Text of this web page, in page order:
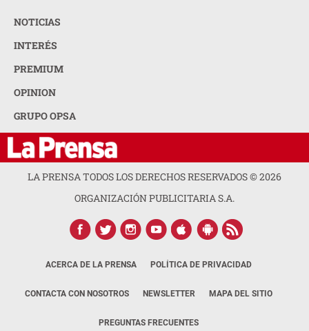
NOTICIAS
INTERÉS
PREMIUM
OPINION
GRUPO OPSA
LA PRENSA TODOS LOS DERECHOS RESERVADOS ©2026
ORGANIZACIÓN PUBLICITARIA S.A.
ACERCA DE LA PRENSA POLÍTICA DE PRIVACIDAD
CONTACTA CON NOSOTROS NEWSLETTER MAPA DEL SITIO
PREGUNTAS FRECUENTES